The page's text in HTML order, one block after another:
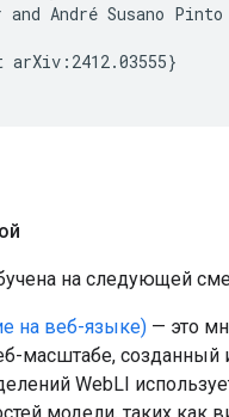
and André Susano
arXiv:2412.03555}
на следующей
на веб-языке) — это
масштабе, созданный
WebLI